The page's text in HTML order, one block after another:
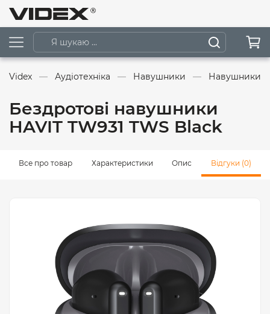
Videx Аудіотехніка Навушники Навушники
Бездротові навушники
HAVIT TW931 TWS Black
Все про товар Характеристики Опис Відгуки (0)